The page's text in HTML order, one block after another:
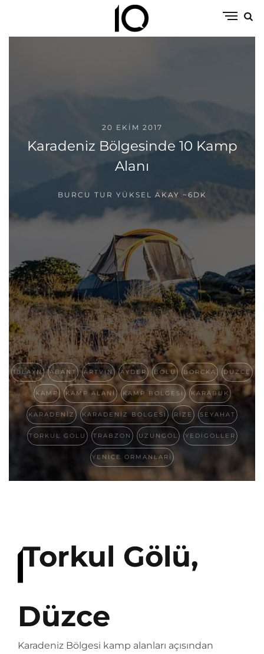
20 EKIM 2017
Karadeniz Bölgesinde 10 Kamp
Alanı
BURCU TUR YÜKSEL AKAY ~6DK
10LAYN ABANT ARTVIN AYDER BOLU BORCKA DUZCE
KAMP KAMP ALANI KAMP BOLGESI KARABUK
KARADENIZ KARADENIZ BOLGESI RIZE SEYAHAT
TORKUL GOLU TRABZON UZUNGOL YEDIGOLLER
YENICE ORMANLARI
Torkul Gölü,
Düzce
Karadeniz Bölgesi kamp alanları açısından